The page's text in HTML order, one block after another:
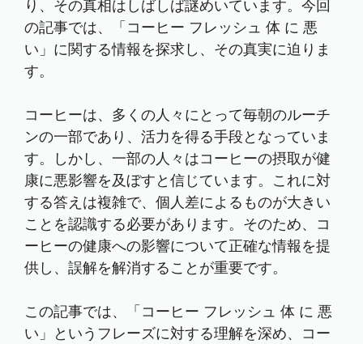
り、その真相はしばしば謎めいています。今回
の記事では、「コーヒー フレッシュ 体 に 悪
い」に関する情報を探求し、その真実に迫りま
す。
コーヒーは、多くの人々にとって毎朝のルーチ
ンの一部であり、活力を得る手段となっていま
す。しかし、一部の人々はコーヒーの摂取が健
康に悪影響を及ぼすと信じています。これに対
する答えは複雑で、個人差によるものが大きい
ことを認識する必要があります。そのため、コ
ーヒーの健康への影響について正確な情報を提
供し、誤解を解消することが重要です。
この記事では、「コーヒー フレッシュ 体 に 悪
い」というフレーズに対する理解を深め、コー